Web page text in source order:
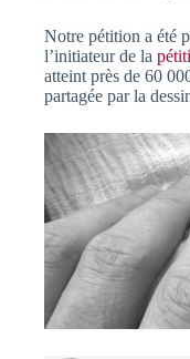
Notre pétition a été
l’initiateur de la
atteint près de 60
partagée par la